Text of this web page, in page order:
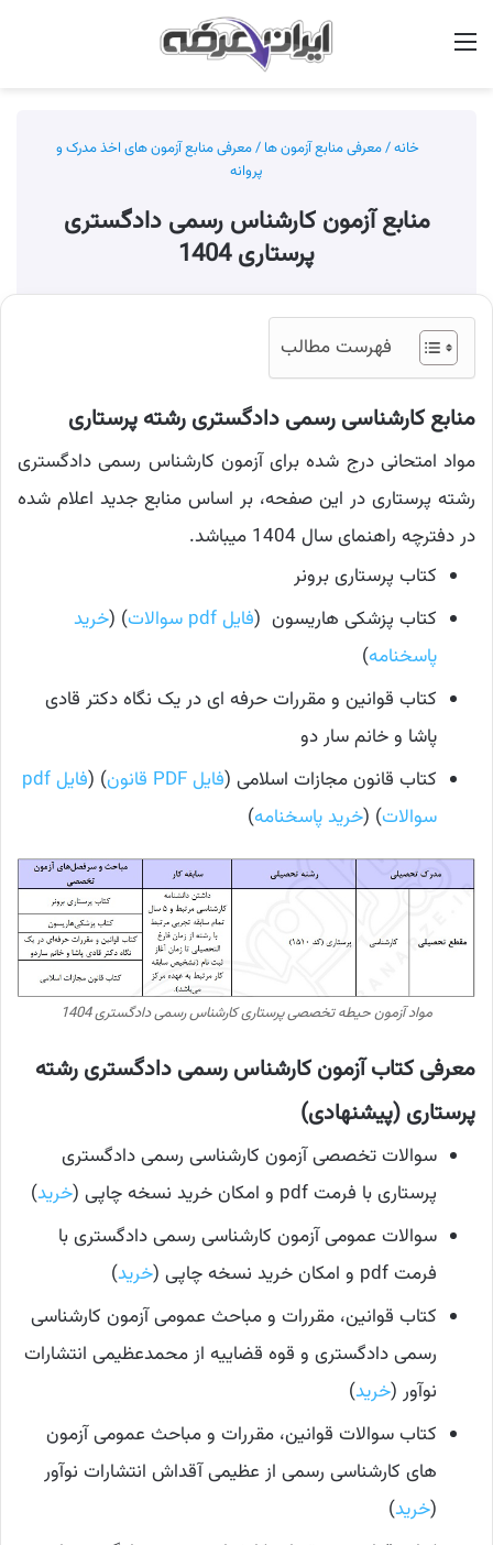
خانه/معرفی منابع آزمون ها /معرفی منابع آزمون های اخذ مدرک و
پروانه
منابع آزمون کارشناس رسمی دادگستری
پرستاری 1404
فهرست مطالب
منابع کارشناسی رسمی دادگستری رشته پرستاری
مواد امتحانی درج شده برای آزمون کارشناس رسمی دادگستری
رشته پرستاری در این صفحه، بر اساس منابع جدید اعلام شده
در دفترچه راهنمای سال 1404 میباشد.
کتاب پرستاری برونر
کتاب پزشکی هاریسون (فایل pdf سوالات ) (خرید
پاسخنامه)
کتاب قوانین و مقررات حرفه ای در یک نگاه دکتر قادی
پاشا و خانم سار دو
کتاب قانون مجازات اسلامی (فایل PDF قانون ) (
فایل pdf
سوالات) (خرید پاسخنامه)
مواد آزمون حیطه تخصصی پرستاری کارشناس رسمی دادگستری 1404
معرفی کتاب آزمون کارشناس رسمی دادگستری رشته
پرستاری (پیشنهادی)
سوالات تخصصی آزمون کارشناسی رسمی دادگستری
پرستاری با فرمت pdf و امکان خرید نسخه چاپی (
خرید)
سوالات عمومی آزمون کارشناسی رسمی دادگستری با
فرمت pdf و امکان خرید نسخه چاپی (
خرید)
کتاب قوانین، مقررات و مباحث عمومی آزمون کارشناسی
رسمی دادگستری و قوه قضاییه از محمدعظیمی انتشارات
نوآور (خرید)
کتاب سوالات قوانین، مقررات و مباحث عمومی آزمون
های کارشناسی رسمی از عظیمی آقداش انتشارات نوآور
(خرید)